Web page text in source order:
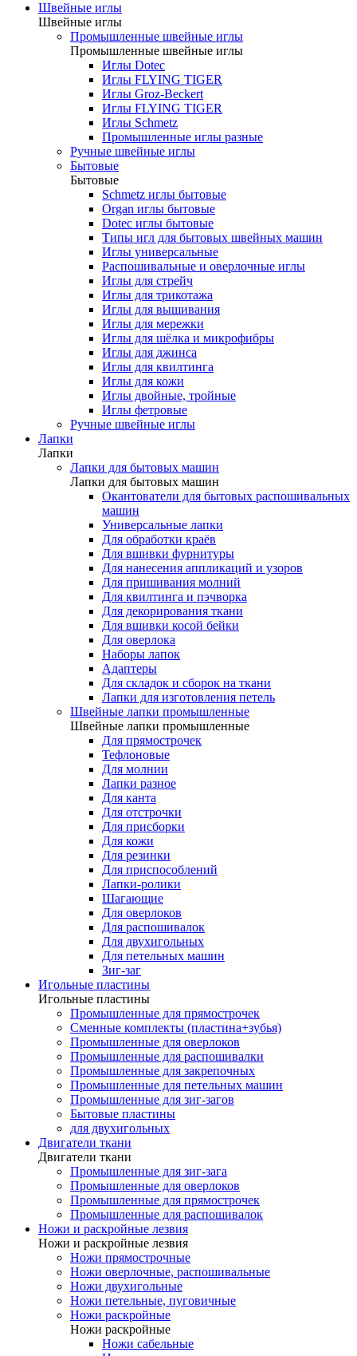
Швейные иглы
Швейные иглы
Промышленные швейные иглы
Промышленные швейные иглы
Иглы Dotec
Иглы FLYING TIGER
Иглы Groz-Beckert
Иглы FLYING TIGER
Иглы Schmetz
Промышленные иглы разные
Ручные швейные иглы
Бытовые
Бытовые
Schmetz иглы бытовые
Organ иглы бытовые
Dotec иглы бытовые
Типы игл для бытовых швейных машин
Иглы универсальные
Распошивальные и оверлочные иглы
Иглы для стрейч
Иглы для трикотажа
Иглы для вышивания
Иглы для мережки
Иглы для шёлка и микрофибры
Иглы для джинса
Иглы для квилтинга
Иглы для кожи
Иглы двойные, тройные
Иглы фетровые
Ручные швейные иглы
Лапки
Лапки
Лапки для бытовых машин
Лапки для бытовых машин
Окантователи для бытовых распошивальных
машин
Универсальные лапки
Для обработки краёв
Для вшивки фурнитуры
Для нанесения аппликаций и узоров
Для пришивания молний
Для квилтинга и пэчворка
Для декорирования ткани
Для вшивки косой бейки
Для оверлока
Наборы лапок
Адаптеры
Для складок и сборок на ткани
Лапки для изготовления петель
Швейные лапки промышленные
Швейные лапки промышленные
Для прямострочек
Тефлоновые
Для молнии
Лапки разное
Для канта
Для отстрочки
Для присборки
Для кожи
Для резинки
Для приспособлений
Лапки-ролики
Шагающие
Для оверлоков
Для распошивалок
Для двухигольных
Для петельных машин
Зиг-заг
Игольные пластины
Игольные пластины
Промышленные для прямострочек
Сменные комплекты (пластина+зубья)
Промышленные для оверлоков
Промышленные для распошивалки
Промышленные для закрепочных
Промышленные для петельных машин
Промышленные для зиг-загов
Бытовые пластины
для двухигольных
Двигатели ткани
Двигатели ткани
Промышленные для зиг-зага
Промышленные для оверлоков
Промышленные для прямострочек
Промышленные для распошивалок
Ножи и раскройные лезвия
Ножи и раскройные лезвия
Ножи прямострочные
Ножи оверлочные, распошивальные
Ножи двухигольные
Ножи петельные, пуговичные
Ножи раскройные
Ножи раскройные
Ножи сабельные